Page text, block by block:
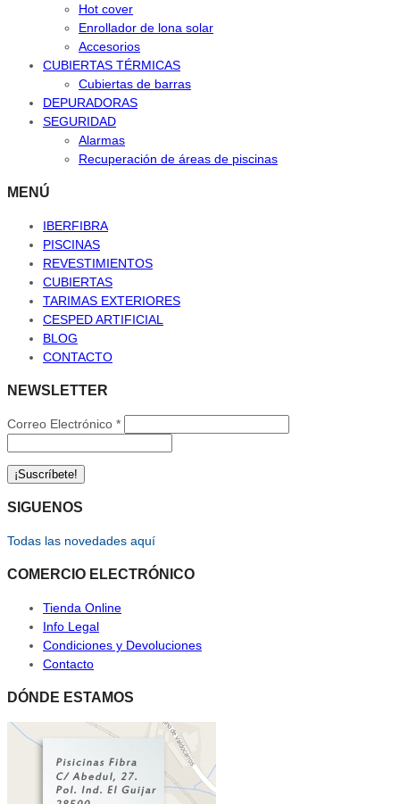
Hot cover
Enrollador de lona solar
Accesorios
CUBIERTAS TÉRMICAS
Cubiertas de barras
DEPURADORAS
SEGURIDAD
Alarmas
Recuperación de áreas de piscinas
MENÚ
IBERFIBRA
PISCINAS
REVESTIMIENTOS
CUBIERTAS
TARIMAS EXTERIORES
CESPED ARTIFICIAL
BLOG
CONTACTO
NEWSLETTER
Correo Electrónico *
SIGUENOS
Todas las novedades aquí
COMERCIO ELECTRÓNICO
Tienda Online
Info Legal
Condiciones y Devoluciones
Contacto
DÓNDE ESTAMOS